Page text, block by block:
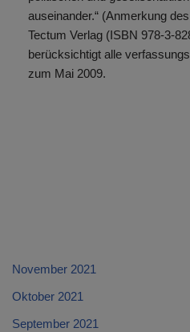
auseinander.“ (Anmerkung
Tectum Verlag (ISBN 978-3-
berücksichtigt alle
zum Mai 2009.
November 2021
Oktober 2021
September 2021